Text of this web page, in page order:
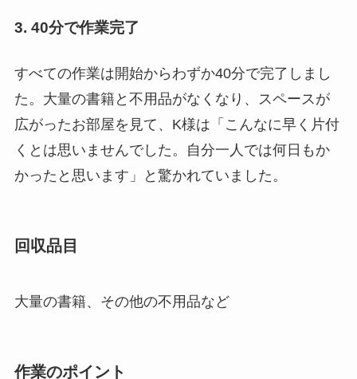
3. 40分で作業完了
すべての作業は開始からわずか40分で完了しまし
た。大量の書籍と不用品がなくなり、スペースが
広がったお部屋を見て、K様は「こんなに早く片付
くとは思いませんでした。自分一人では何日もか
かったと思います」と驚かれていました。
回収品目
大量の書籍、その他の不用品など
作業のポイント